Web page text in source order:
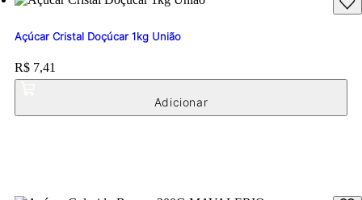
Açúcar Cristal Doçúcar 1kg União
Price:
R$ 7,41